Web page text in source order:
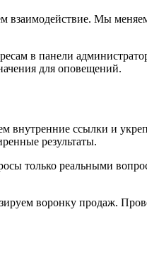
взаимодействие. Мы
в панели
для оповещений.
внутренние ссылки и
результаты.
только реальными
воронку продаж.